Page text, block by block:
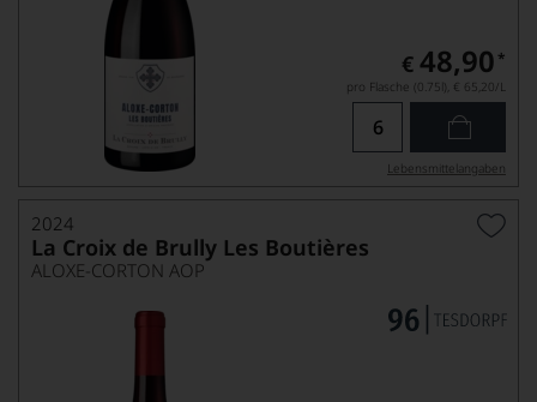
€ 48,90 *
pro Flasche (0.75l), € 65,20/L
Lebensmittel­angaben
2024
La Croix de Brully Les Boutières
ALOXE-CORTON AOP